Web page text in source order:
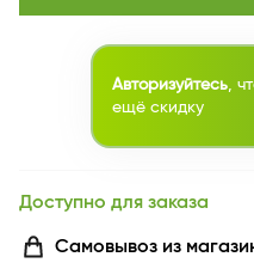
Авторизуйтесь ,
ещё скидку
Доступно для заказа
Самовывоз из